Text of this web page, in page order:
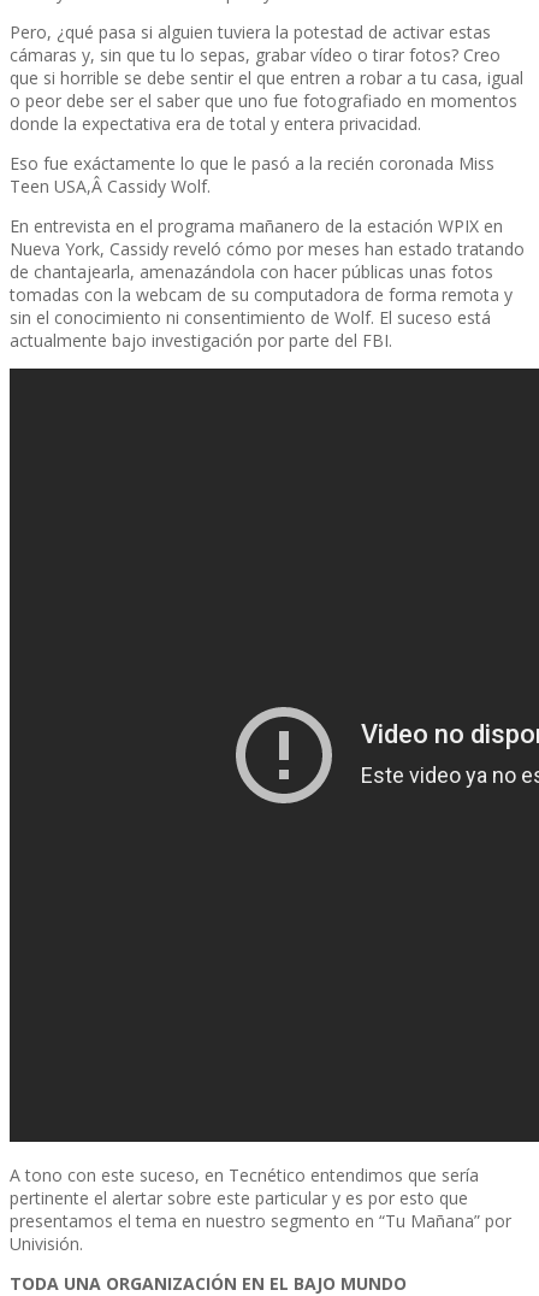
Pero, ¿qué pasa si alguien tuviera la potestad de activar estas
cámaras y, sin que tu lo sepas, grabar ví­deo o tirar fotos? Creo
que si horrible se debe sentir el que entren a robar a tu casa, igual
o peor debe ser el saber que uno fue fotografiado en momentos
donde la expectativa era de total y entera privacidad.
Eso fue exáctamente lo que le pasó a la recién coronada Miss
Teen USA,Â Cassidy Wolf.
En entrevista en el programa mañanero de la estación WPIX en
Nueva York, Cassidy reveló cómo por meses han estado tratando
de chantajearla, amenazándola con hacer públicas unas fotos
tomadas con la webcam de su computadora de forma remota y
sin el conocimiento ni consentimiento de Wolf. El suceso está
actualmente bajo investigación por parte del FBI.
A tono con este suceso, en Tecnético entendimos que serí­a
pertinente el alertar sobre este particular y es por esto que
presentamos el tema en nuestro segmento en “Tu Mañana” por
Univisión.
TODA UNA ORGANIZACIÓN EN EL BAJO MUNDO